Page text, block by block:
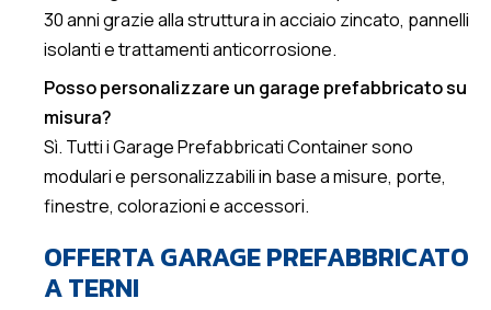
30 anni grazie alla struttura in acciaio zincato, pannelli
isolanti e trattamenti anticorrosione.
Posso personalizzare un garage prefabbricato su
misura?
Sì. Tutti i Garage Prefabbricati Container sono
modulari e personalizzabili in base a misure, porte,
finestre, colorazioni e accessori.
OFFERTA GARAGE PREFABBRICATO
A TERNI